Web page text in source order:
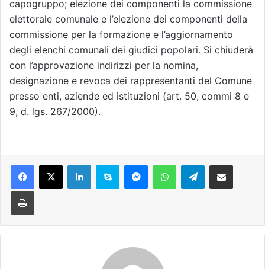
capogruppo; elezione dei componenti la commissione
elettorale comunale e l’elezione dei componenti della
commissione per la formazione e l’aggiornamento
degli elenchi comunali dei giudici popolari. Si chiuderà
con l’approvazione indirizzi per la nomina,
designazione e revoca dei rappresentanti del Comune
presso enti, aziende ed istituzioni (art. 50, commi 8 e
9, d. lgs. 267/2000).
Telegram